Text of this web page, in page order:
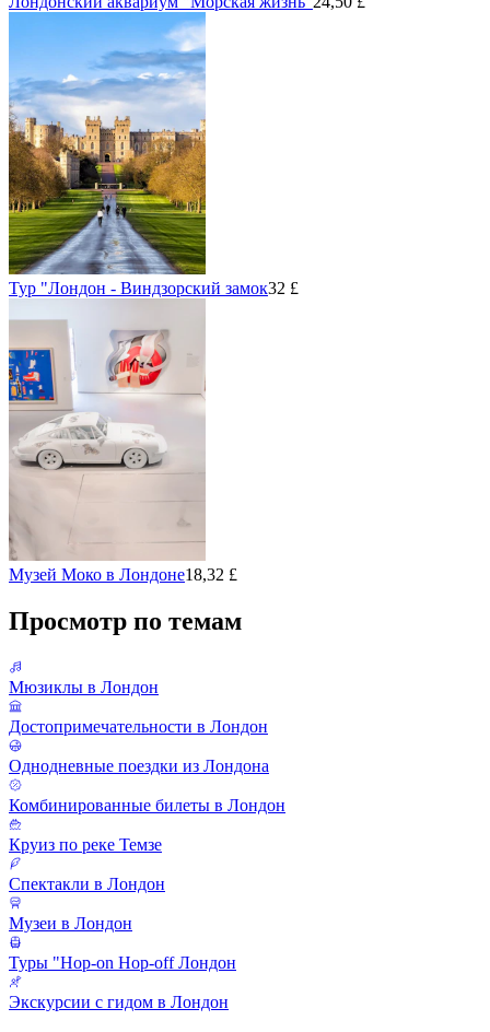
Тур "Лондон - Виндзорский замок32 £
Музей Моко в Лондоне18,32 £
Просмотр по темам
Мюзиклы в Лондон
Достопримечательности в Лондон
Однодневные поездки из Лондона
Комбинированные билеты в Лондон
Круиз по реке Темзе
Спектакли в Лондон
Музеи в Лондон
Туры "Hop-on Hop-off Лондон
Экскурсии с гидом в Лондон